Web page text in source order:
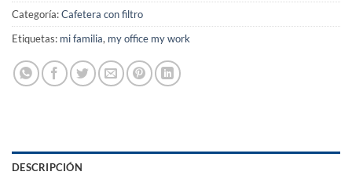
Categoría:Cafetera con filtro
Etiquetas: mi familia, my office my work
DESCRIPCIÓN